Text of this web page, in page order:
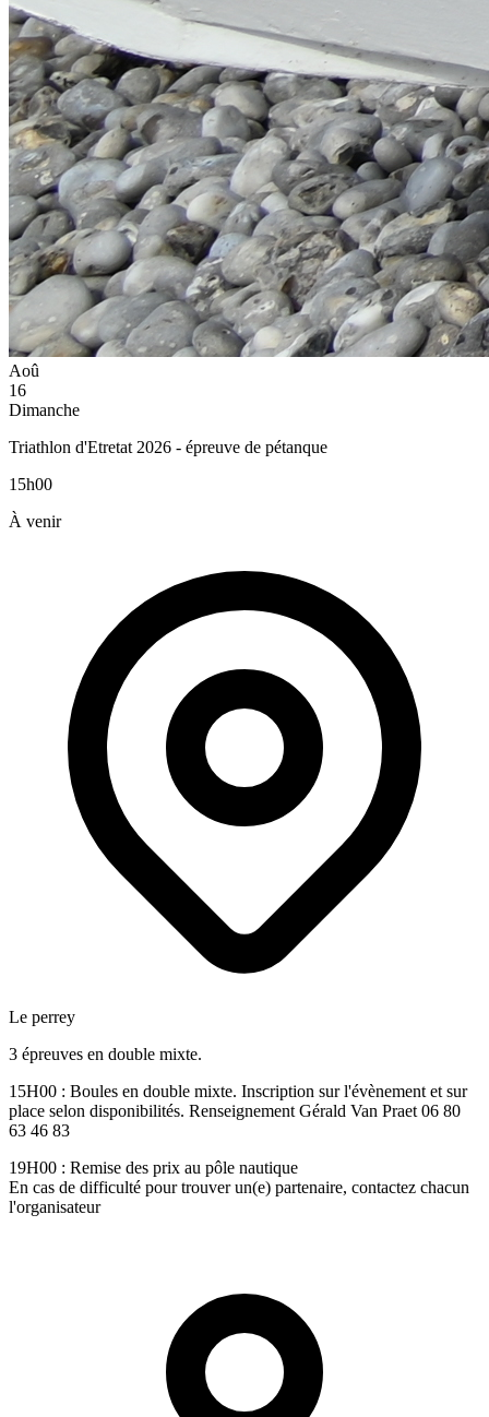
Aoû
16
Dimanche
Triathlon d'Etretat 2026 - épreuve de pétanque
15h00
À venir
Le perrey
3 épreuves en double mixte.
15H00 : Boules en double mixte. Inscription sur l'évènement et sur
place selon disponibilités. Renseignement Gérald Van Praet 06 80
63 46 83
19H00 : Remise des prix au pôle nautique
En cas de difficulté pour trouver un(e) partenaire, contactez chacun
l'organisateur